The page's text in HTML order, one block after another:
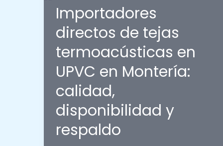
Galvanizado
Prepintado:
Resistencia,
Estilo
y
Durabilidad
para
tus
Proyectos
Importadores
directos de tejas
termoacústicas en
UPVC en Montería:
calidad,
disponibilidad y
respaldo